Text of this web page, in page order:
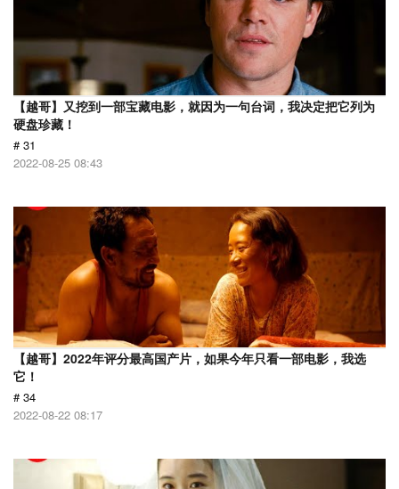
【越哥】又挖到一部宝藏电影，就因为一句台词，我决定把它列为
硬盘珍藏！
# 31
2022-08-25 08:43
【越哥】2022年评分最高国产片，如果今年只看一部电影，我选
它！
# 34
2022-08-22 08:17